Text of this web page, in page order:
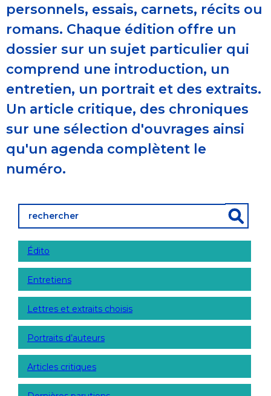
personnels, essais, carnets, récits ou
romans. Chaque édition offre un
dossier sur un sujet particulier qui
comprend une introduction, un
entretien, un portrait et des extraits.
Un article critique, des chroniques
sur une sélection d'ouvrages ainsi
qu'un agenda complètent le
numéro.
Édito
Entretiens
Lettres et extraits choisis
Portraits d’auteurs
Articles critiques